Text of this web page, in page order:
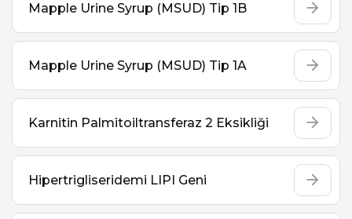
Mapple Urine Syrup (MSUD) Tip 1B
Mapple Urine Syrup (MSUD) Tip 1A
Karnitin Palmitoiltransferaz 2 Eksikliği
Hipertrigliseridemi LIPI Geni